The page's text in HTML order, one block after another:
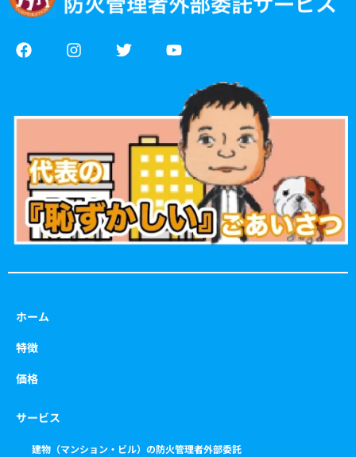
F
a
o
k
I
n
g
a
m
T
w
e
Y
o
u
b
e
ホーム
特徴
価格
サービス
建物（マンション・ビル）の防火管理者外部委託